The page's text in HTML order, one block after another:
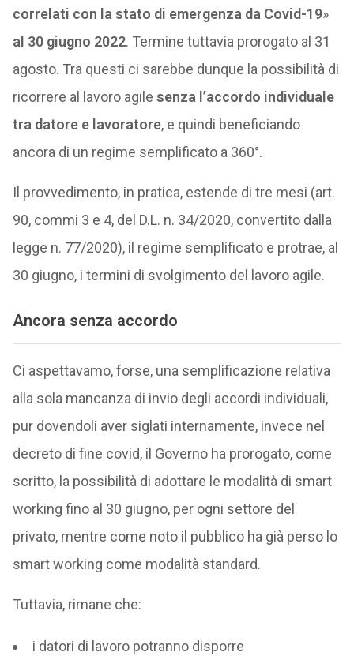
correlati con la stato di emergenza da Covid-19»
al 30 giugno 2022. Termine tuttavia prorogato al 31
agosto. Tra questi ci sarebbe dunque la possibilità di
ricorrere al lavoro agile senza l’accordo individuale
tra datore e lavoratore, e quindi beneficiando
ancora di un regime semplificato a 360°.
Il provvedimento, in pratica, estende di tre mesi (art.
90, commi 3 e 4, del D.L. n. 34/2020, convertito dalla
legge n. 77/2020), il regime semplificato e protrae, al
30 giugno, i termini di svolgimento del lavoro agile.
Ancora senza accordo
Ci aspettavamo, forse, una semplificazione relativa
alla sola mancanza di invio degli accordi individuali,
pur dovendoli aver siglati internamente, invece nel
decreto di fine covid, il Governo ha prorogato, come
scritto, la possibilità di adottare le modalità di smart
working fino al 30 giugno, per ogni settore del
privato, mentre come noto il pubblico ha già perso lo
smart working come modalità standard.
Tuttavia, rimane che:
i datori di lavoro potranno disporre